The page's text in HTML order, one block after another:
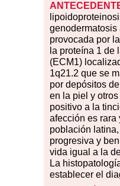
genodermatosis
provocada por
la proteína 1 de
(ECM1)
1q21.2 que se
por depósitos
en la piel y
positivo a la
afección es rara
población
progresiva y
vida igual a la
La
establecer el